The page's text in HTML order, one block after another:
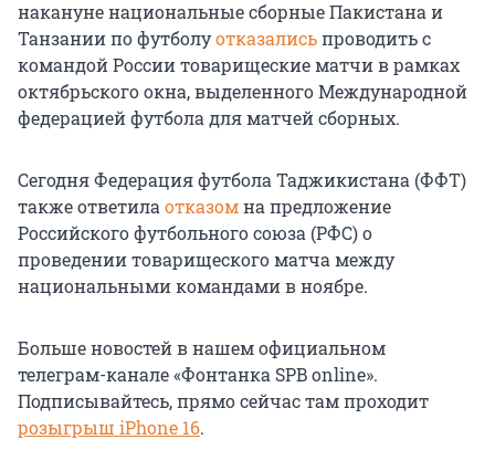
накануне национальные сборные Пакистана и
Танзании по футболуотказалисьпроводить с
командой России товарищеские матчи в рамках
октябрьского окна, выделенного Международной
федерацией футбола для матчей сборных.
Сегодня Федерация футбола Таджикистана (ФФТ)
также ответила отказомна предложение
Российского футбольного союза (РФС) о
проведении товарищеского матча между
национальными командами в ноябре.
Больше новостей в нашем официальном
телеграм-канале «Фонтанка SPB online».
Подписывайтесь, прямо сейчас там проходит
розыгрыш iPhone 16.